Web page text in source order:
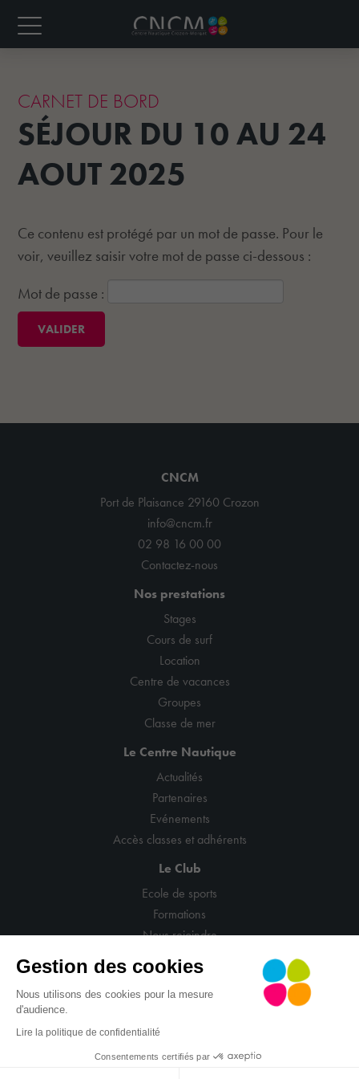
CARNET DE BORD
SÉJOUR DU 10 AU 24
AOUT 2025
Ce contenu est protégé par un mot de passe. Pour le
voir, veuillez saisir votre mot de passe ci-dessous :
Mot de passe :
CNCM
Port de Plaisance 29160 Crozon
info@cncm.fr
02 98 16 00 00
Contactez-nous
Nos prestations
Stages
Cours de surf
Location
Centre de vacances
Groupes
Classe de mer
Le Centre Nautique
Actualités
Partenaires
Evénements
Accès classes et adhérents
Le Club
Ecole de sports
Formations
Nous rejoindre
CGV
Gestion cookies
Gestion des cookies
Nous utilisons des cookies pour la mesure
d'audience.
Lire la politique de confidentialité
Consentements certifiés par